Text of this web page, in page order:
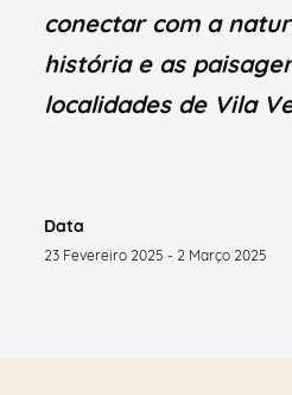
conectar com a
história e as
localidades de Vila
Data
23 Fevereiro 2025 - 2 Março 2025